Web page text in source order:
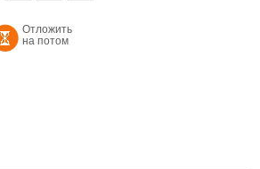
Отложить
на потом